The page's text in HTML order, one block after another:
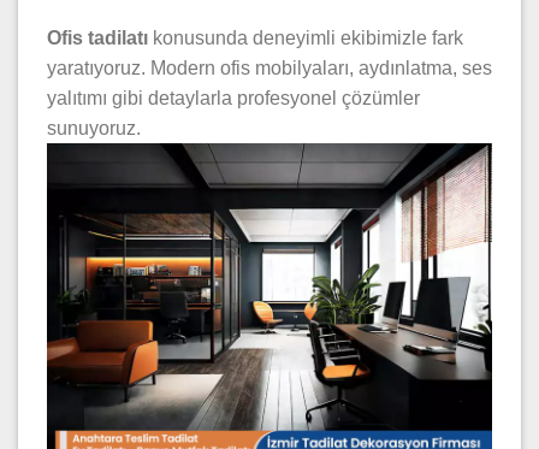
Ofis tadilatı konusunda deneyimli ekibimizle fark
yaratıyoruz. Modern ofis mobilyaları, aydınlatma, ses
yalıtımı gibi detaylarla profesyonel çözümler
sunuyoruz.